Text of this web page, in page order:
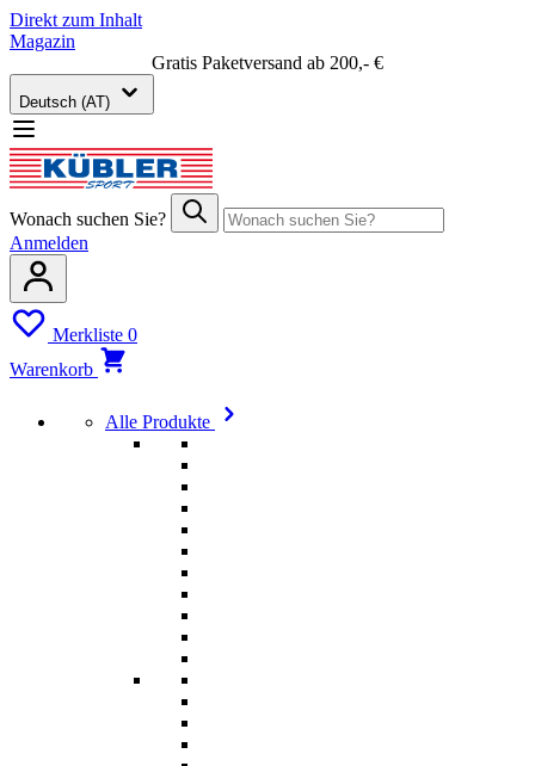
Direkt zum Inhalt
Magazin
Gratis Paketversand ab 200,- €
Deutsch (AT)
Wonach suchen Sie?
Anmelden
Merkliste 0
Warenkorb
Alle Produkte